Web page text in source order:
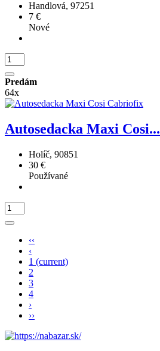
Handlová, 97251
7 €
Nové
Predám
64x
Autosedacka Maxi Cosi...
Holíč, 90851
30 €
Používané
‹‹
‹
1 (current)
2
3
4
›
››